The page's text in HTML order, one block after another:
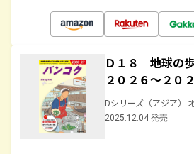
Ｄ１８ 地球の
２０２６～２０
Dシリーズ（アジア）
2025.12.04 発売